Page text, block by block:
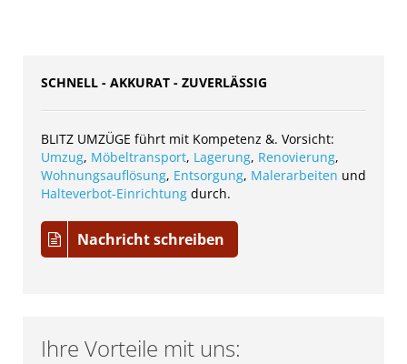
SCHNELL - AKKURAT - ZUVERLÄSSIG
BLITZ UMZÜGE führt mit Kompetenz &. Vorsicht:
Umzug, Möbeltransport, Lagerung, Renovierung,
Wohnungsauflösung, Entsorgung, Malerarbeiten und
Halteverbot-Einrichtung durch.
Nachricht schreiben
Ihre Vorteile mit uns: